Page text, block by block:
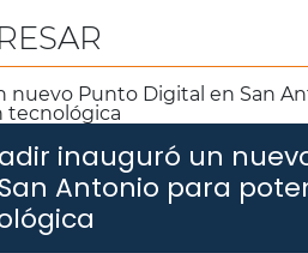
inauguró un
Antonio para